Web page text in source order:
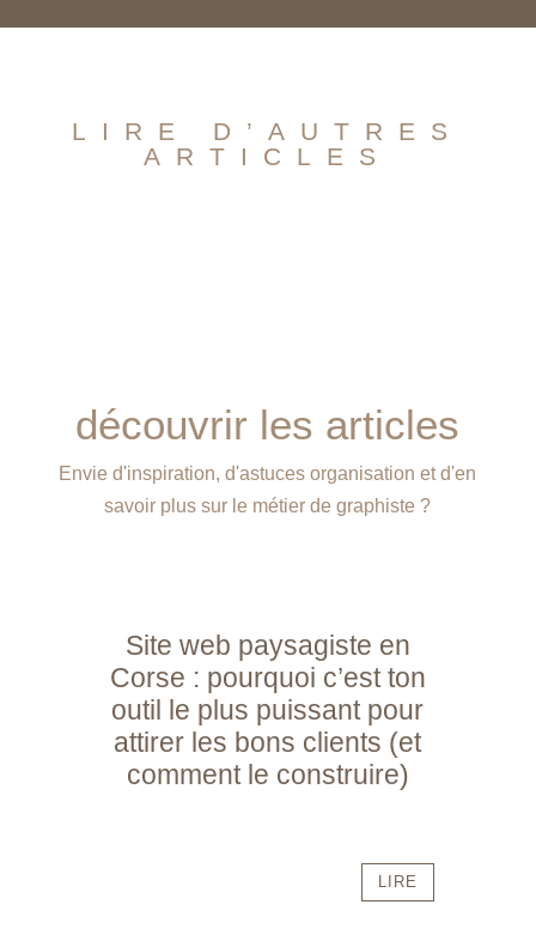
LIRE D’AUTRES
ARTICLES
découvrir les articles
Envie d'inspiration, d'astuces organisation et d'en
savoir plus sur le métier de graphiste ?
Site web paysagiste en
Corse : pourquoi c’est ton
outil le plus puissant pour
attirer les bons clients (et
comment le construire)
LIRE